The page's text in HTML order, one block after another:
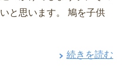
と思います。 鳩を子供
続きを読む